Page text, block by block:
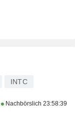
INTC
Nachbörslich 23:58:39